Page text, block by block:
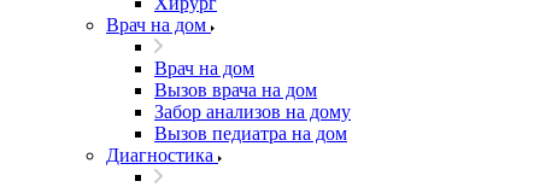
Врач на дом
Врач на дом
Вызов врача на дом
Забор анализов на дому
Вызов педиатра на дом
Диагностика